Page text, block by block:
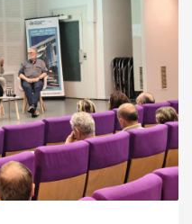
fragilisé :
déserts médicaux,
,SANTÉ ET DROIT